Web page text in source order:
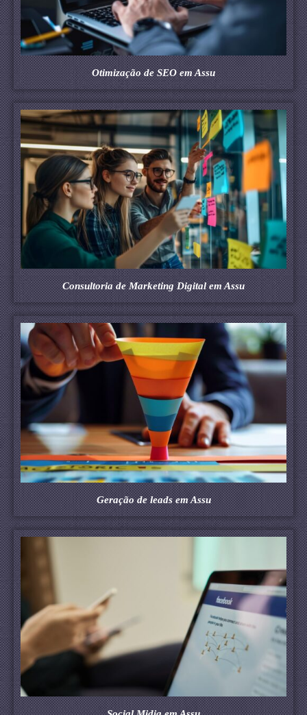
Otimização de SEO em Assu
Consultoria de Marketing Digital em Assu
Geração de leads em Assu